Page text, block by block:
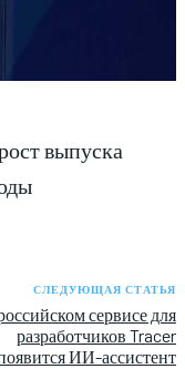
выпуска
СЛЕДУЮЩАЯ СТАТЬЯ
сервисе для
разработчиков Tracer
ИИ-ассистент